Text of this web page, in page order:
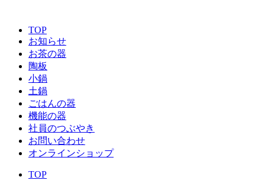
TOP
お知らせ
お茶の器
陶板
小鍋
土鍋
ごはんの器
機能の器
社員のつぶやき
お問い合わせ
オンラインショップ
TOP